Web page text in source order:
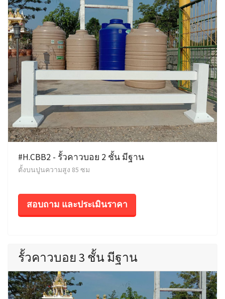
#H.CBB2 - รั้วคาวบอย 2 ชั้น มีฐาน
ตั้งบนปูนความสูง 85 ซม
สอบถาม และประเมินราคา
รั้วคาวบอย 3 ชั้น มีฐาน